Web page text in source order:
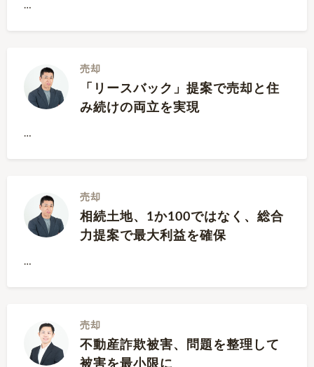
…
売却
「リースバック」提案で売却と住
み続けの両立を実現
…
売却
相続土地、1か100ではなく、総合
力提案で最大利益を確保
…
売却
不動産詐欺被害、問題を整理して
被害を最小限に